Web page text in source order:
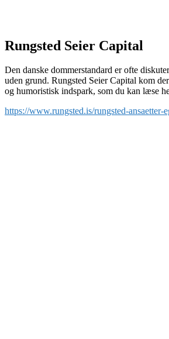
Rungsted Seier Capital
Den danske dommerstandard er ofte
uden grund. Rungsted Seier Capital kom
og humoristisk indspark, som du kan læse
https://www.rungsted.is/rungsted-ansaetter-